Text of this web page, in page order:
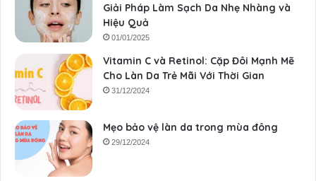
Giải Pháp Làm Sạch Da Nhẹ Nhàng và
Hiệu Quả
01/01/2025
Vitamin C và Retinol: Cặp Đôi Mạnh Mẽ
Cho Làn Da Trẻ Mãi Với Thời Gian
31/12/2024
Mẹo bảo vệ làn da trong mùa đông
29/12/2024